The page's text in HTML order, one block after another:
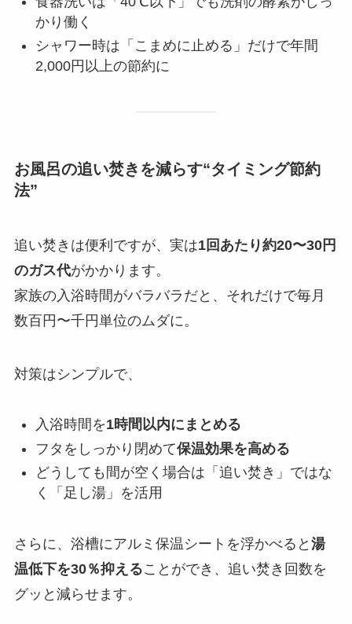
かり働く
シャワー時は「こまめに止める」だけで年間
2,000円以上の節約に
お風呂の追い焚きを減らす“タイミング節約
法”
追い焚きは便利ですが、実は1回あたり約20〜30円
のガス代がかかります。
家族の入浴時間がバラバラだと、それだけで毎月
数百円〜千円単位のムダに。
対策はシンプルで、
入浴時間を1時間以内にまとめる
フタをしっかり閉めて保温効果を高める
どうしても間が空く場合は「追い焚き」ではな
く「足し湯」を活用
さらに、浴槽にアルミ保温シートを浮かべると 湯
温低下を30％抑えることができ、追い焚き回数を
グッと減らせます。